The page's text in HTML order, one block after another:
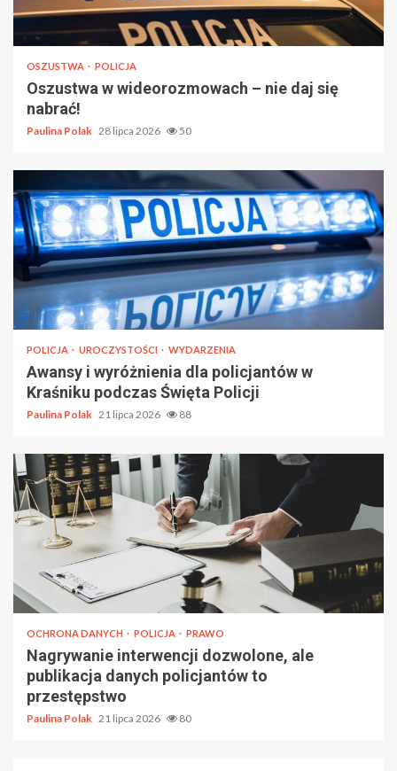
OSZUSTWA POLICJA
Oszustwa w wideorozmowach – nie daj się
nabrać!
Paulina Polak 28 lipca 2026 50
POLICJA UROCZYSTOŚCI WYDARZENIA
Awansy i wyróżnienia dla policjantów w
Kraśniku podczas Święta Policji
Paulina Polak 21 lipca 2026 88
OCHRONA DANYCH POLICJA PRAWO
Nagrywanie interwencji dozwolone, ale
publikacja danych policjantów to
przestępstwo
Paulina Polak 21 lipca 2026 80